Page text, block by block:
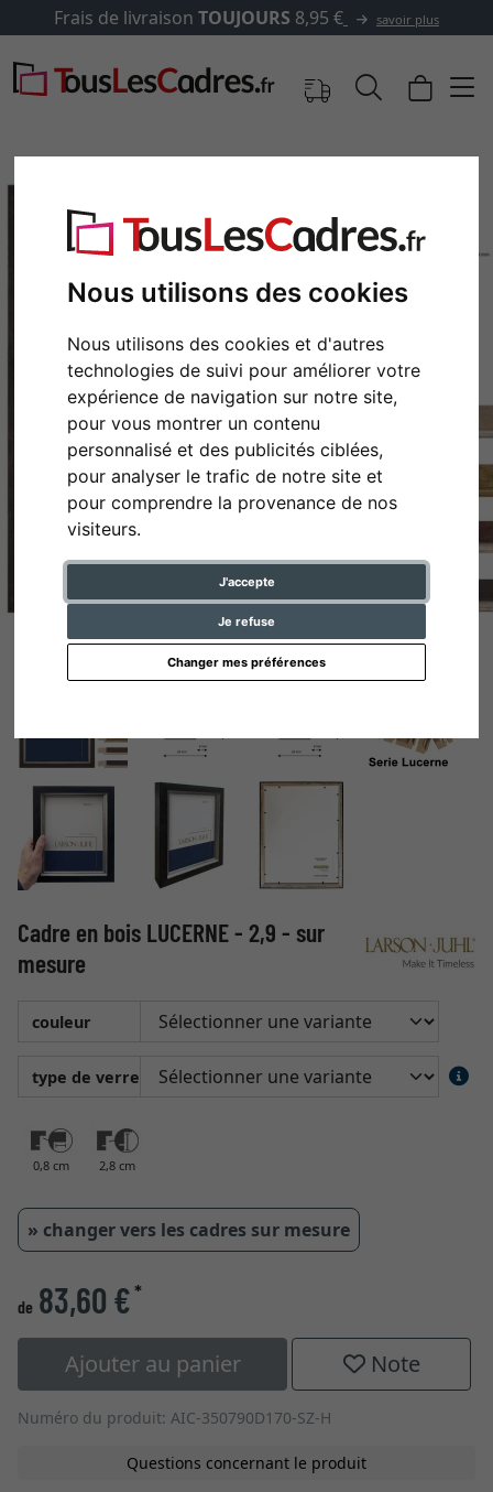
Nous utilisons des cookies
Nous utilisons des cookies et d'autres
technologies de suivi pour améliorer votre
expérience de navigation sur notre site,
pour vous montrer un contenu
personnalisé et des publicités ciblées,
pour analyser le trafic de notre site et
pour comprendre la provenance de nos
visiteurs.
J'accepte
Je refuse
Changer mes préférences
Frais de livraisonTOUJOURS8,95 € savoir plus
Retour
Cadre en bois LUCERNE - 2,9 - sur
mesure
couleur
type de verre
0,8 cm 2,8 cm
» changer vers les cadres sur mesure
de 83,60 €*
Ajouter au panier Note
Numéro du produit: AIC-350790D170-SZ-H
Questions concernant le produit